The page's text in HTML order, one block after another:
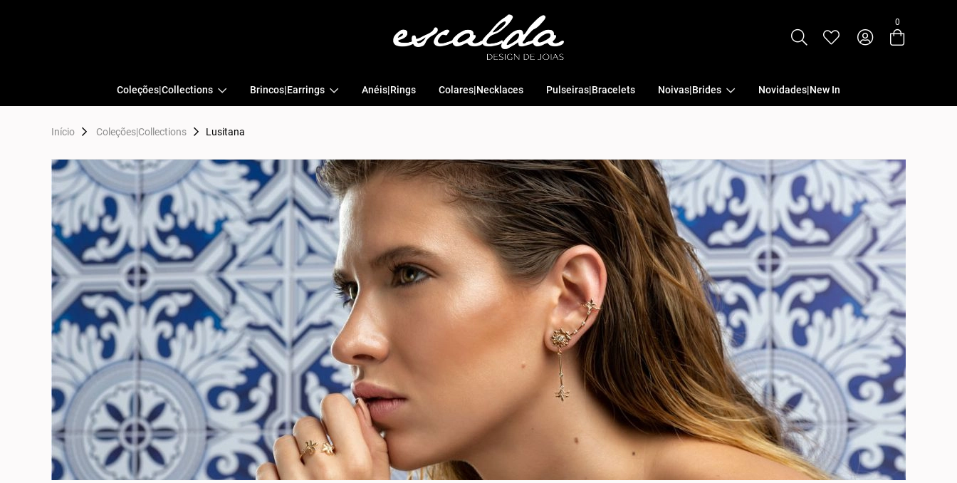
Entre com email ou cpf/cnpj
0
Coleções|Collections Brincos|Earrings Anéis|Rings Colares|Necklaces Pulseiras|Bracelets Noivas|Brides Novidades|New In
Início Coleções|Collections Lusitana